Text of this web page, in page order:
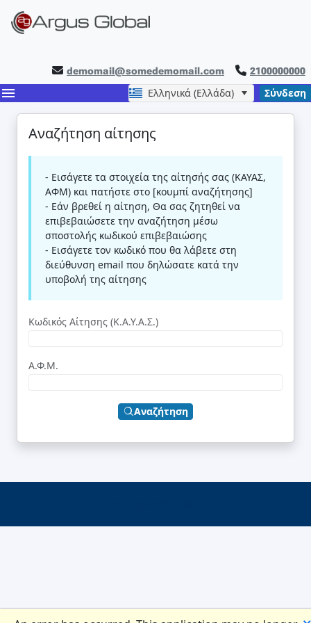
demomail@somedemomail.com 2100000000
menu Ελληνικά (Ελλάδα) Σύνδεση
Αναζήτηση αίτησης
- Εισάγετε τα στοιχεία της αίτησής σας (ΚΑΥΑΣ,
ΑΦΜ) και πατήστε στο [κουμπί αναζήτησης]
- Εάν βρεθεί η αίτηση, Θα σας ζητηθεί να
επιβεβαιώσετε την αναζήτηση μέσω
σποστολής κωδικού επιβεβαιώσης
- Εισάγετε τον κωδικό που θα λάβετε στη
διεύθυνση email που δηλώσατε κατά την
υποβολή της αίτησης
Κωδικός Αίτησης (Κ.Α.Υ.Α.Σ.)
Α.Φ.Μ.
Αναζήτηση